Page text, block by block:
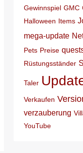
Gewinnspiel GMC
Halloween Items
mega-update
Pets Preise
Rüstungsständer
Taler
Verkaufen
verzauberung
YouTube